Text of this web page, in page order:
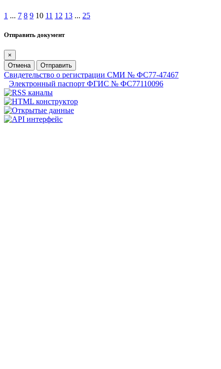
1 ... 7 8 9 10 11 12 13 ... 25
Отправить документ
×
Отмена
Отправить
Свидетельство о регистрации СМИ № ФС77-47467
Электронный паспорт ФГИС № ФС77110096